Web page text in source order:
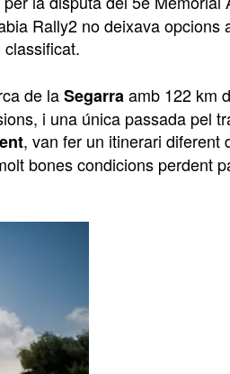
Rally2 no deixava opcions
de laSegarraamb 122 km
i una única passada pel
, van fer un itinerari diferent
bones condicions perdent